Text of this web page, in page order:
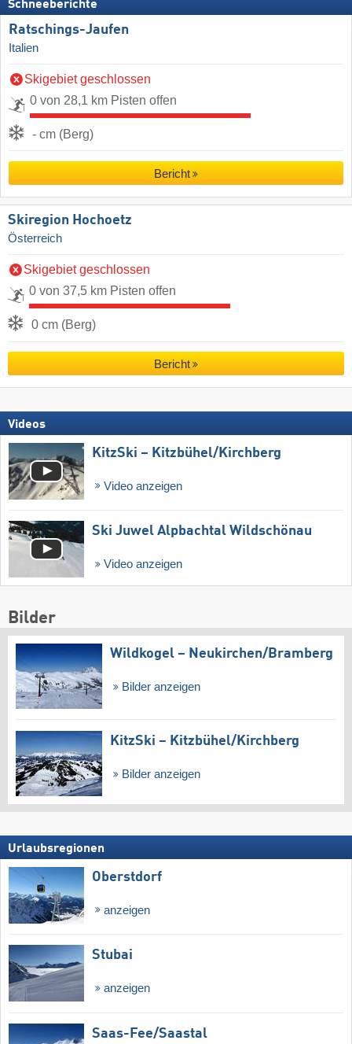
Schneeberichte
Ratschings-Jaufen
Italien
Skigebiet geschlossen
0 von 28,1 km Pisten offen
- cm (Berg)
Bericht
Skiregion Hochoetz
Österreich
Skigebiet geschlossen
0 von 37,5 km Pisten offen
0 cm (Berg)
Bericht
Videos
KitzSki – Kitzbühel/​Kirchberg
Video anzeigen
Ski Juwel Alpbachtal Wildschönau
Video anzeigen
Bilder
Wildkogel – Neukirchen/​Bramberg
Bilder anzeigen
KitzSki – Kitzbühel/​Kirchberg
Bilder anzeigen
Urlaubsregionen
Oberstdorf
anzeigen
Stubai
anzeigen
Saas-Fee/​Saastal